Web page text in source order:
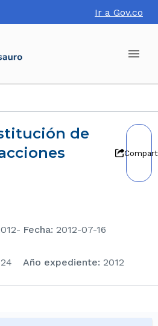
Ir a Gov.co
Fecha: 2012-07-16
Año expediente: 2012